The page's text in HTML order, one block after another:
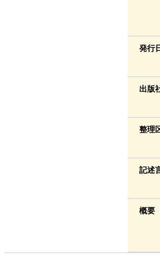
発行
出版
整理
記述
概要